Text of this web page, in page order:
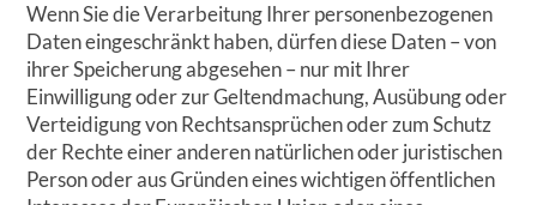
Wenn Sie die Verarbeitung Ihrer personenbezogenen
Daten eingeschränkt haben, dürfen diese Daten – von
ihrer Speicherung abgesehen – nur mit Ihrer
Einwilligung oder zur Geltendmachung, Ausübung oder
Verteidigung von Rechtsansprüchen oder zum Schutz
der Rechte einer anderen natürlichen oder juristischen
Person oder aus Gründen eines wichtigen öffentlichen